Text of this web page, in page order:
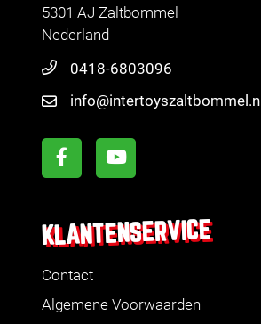
5301 AJ Zaltbommel
Nederland
0418-6803096
info@intertoyszaltbommel.nl
KLANTENSERVICE
Contact
Algemene Voorwaarden